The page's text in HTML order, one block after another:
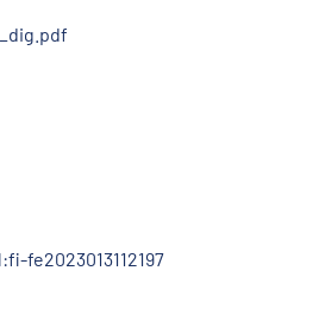
fe2023013112197